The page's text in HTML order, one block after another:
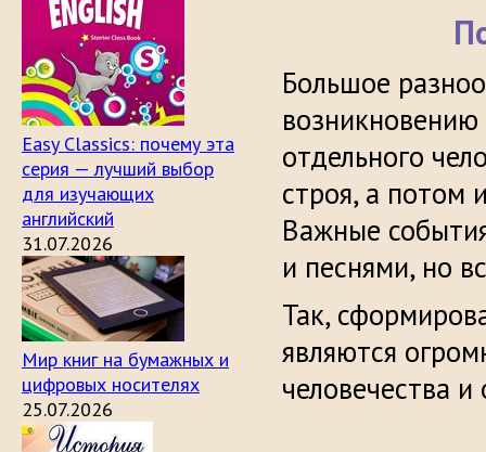
Easy Classics: почему эта
серия — лучший выбор
для изучающих
английский
31.07.2026
Мир книг на бумажных и
цифровых носителях
25.07.2026
Большое
возникновению
отдельного
строя, а потом
Важные
и песнями, но
Так,
являются
человечества